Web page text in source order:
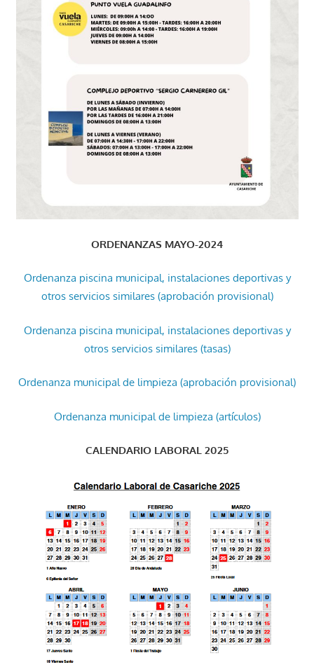
ORDENANZAS MAYO-2024
Ordenanza piscina municipal, instalaciones deportivas y
otros servicios similares (aprobación provisional)
Ordenanza piscina municipal, instalaciones deportivas y
otros servicios similares (tasas)
Ordenanza municipal de limpieza (aprobación provisional)
Ordenanza municipal de limpieza (artículos)
CALENDARIO LABORAL 2025